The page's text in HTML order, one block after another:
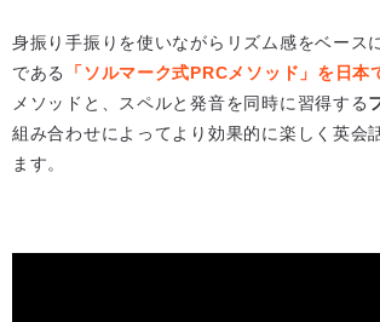
身振り手振りを使いながらリズム感をベース
である
「ソルマーク式PRCメソッド」を日本
メソッドと、スペルと発音を同時に習得する
組み合わせによってより効果的に楽しく英会
ます。